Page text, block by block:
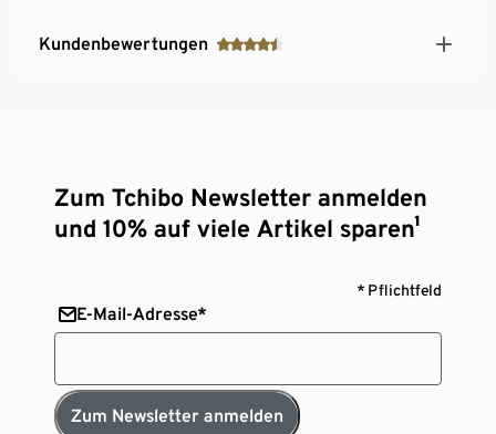
Kundenbewertungen
Zum Tchibo Newsletter anmelden
und 10% auf viele Artikel sparen¹
* Pflichtfeld
E-Mail-Adresse*
Zum Newsletter anmelden